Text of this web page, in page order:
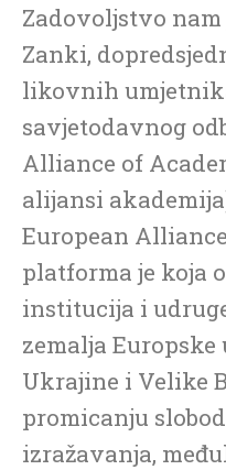
Zadovoljstvo
Zanki,
likovnih
savjetodavnog
Alliance of
alijansi
European
platforma je koja
institucija i
zemalja Europske
Ukrajine i Velike
promicanju
izražavanja,